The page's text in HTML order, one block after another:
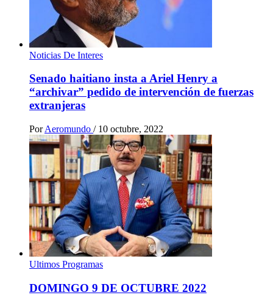
Noticias De Interes
Senado haitiano insta a Ariel Henry a
“archivar” pedido de intervención de fuerzas
extranjeras
Por Aeromundo / 10 octubre, 2022
Ultimos Programas
DOMINGO 9 DE OCTUBRE 2022